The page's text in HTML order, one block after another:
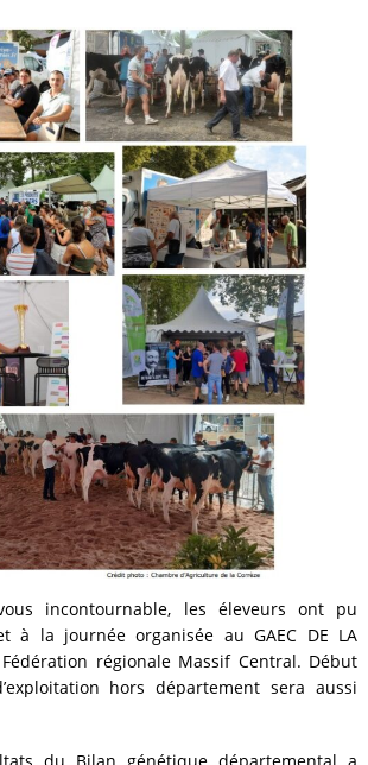
incontournable, les éleveurs ont pu
à la journée organisée au GAEC DE LA
régionale Massif Central. Début
hors département sera aussi